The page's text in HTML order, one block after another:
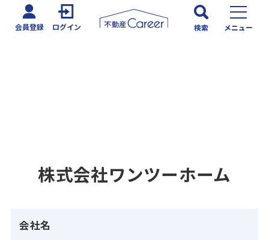
会員登録 ログイン 検索 メニュー
株式会社ワンツーホーム
会社名